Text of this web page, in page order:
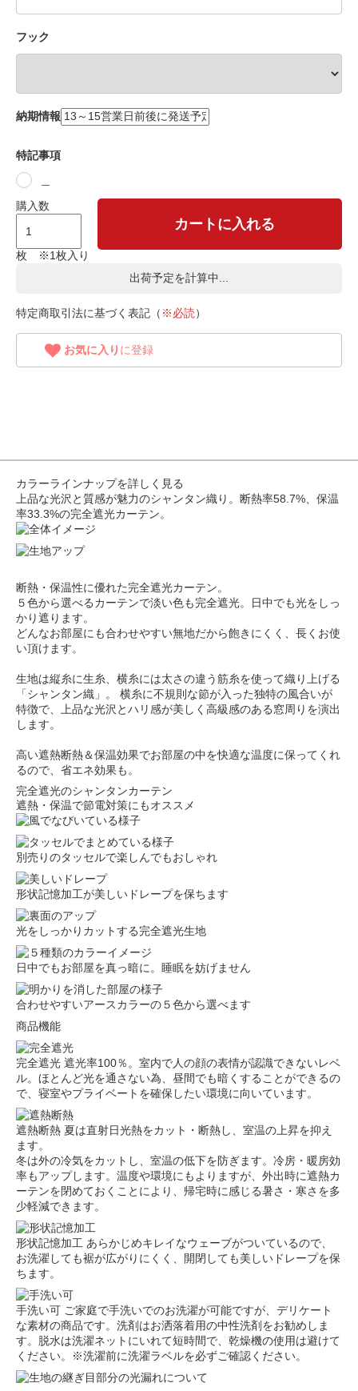
フック
納期情報
特記事項
購入数
枚 ※1枚入り
カートに入れる
出荷予定を計算中...
特定商取引法に基づく表記（ ※必読）
お気に入り に登録
カラーラインナップを詳しく見る
上品な光沢と質感が魅力のシャンタン織り。断熱率58.7%、保温
率33.3%の完全遮光カーテン。
断熱・保温性に優れた完全遮光カーテン。
５色から選べるカーテンで淡い色も完全遮光。日中でも光をしっ
かり遮ります。
どんなお部屋にも合わせやすい無地だから飽きにくく、長くお使
い頂けます。
生地は縦糸に生糸、横糸には太さの違う筋糸を使って織り上げる
「シャンタン織」。 横糸に不規則な節が入った独特の風合いが
特徴で、上品な光沢とハリ感が美しく高級感のある窓周りを演出
します。
高い遮熱断熱＆保温効果でお部屋の中を快適な温度に保ってくれ
るので、省エネ効果も。
完全遮光のシャンタンカーテン
遮熱・保温で節電対策にもオススメ
別売りのタッセルで楽しんでもおしゃれ
形状記憶加工が美しいドレープを保ちます
光をしっかりカットする完全遮光生地
日中でもお部屋を真っ暗に。睡眠を妨げません
合わせやすいアースカラーの５色から選べます
商品機能
完全遮光 遮光率100％。室内で人の顔の表情が認識できないレベ
ル。ほとんど光を通さない為、昼間でも暗くすることができるの
で、寝室やプライベートを確保したい環境に向いています。
遮熱断熱 夏は直射日光熱をカット・断熱し、室温の上昇を抑え
ます。
冬は外の冷気をカットし、室温の低下を防ぎます。冷房・暖房効
率もアップします。温度や環境にもよりますが、外出時に遮熱カ
ーテンを閉めておくことにより、帰宅時に感じる暑さ・寒さを多
少軽減できます。
形状記憶加工 あらかじめキレイなウェーブがついているので、
お洗濯しても裾が広がりにくく、開閉しても美しいドレープを保
ちます。
手洗い可 ご家庭で手洗いでのお洗濯が可能ですが、デリケート
な素材の商品です。洗剤はお洒落着用の中性洗剤をお勧めしま
す。脱水は洗濯ネットにいれて短時間で、乾燥機の使用は避けて
ください。※洗濯前に洗濯ラベルを必ずご確認ください。